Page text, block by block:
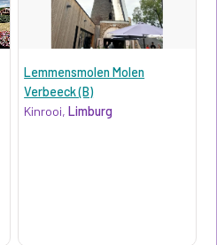
Lemmensmolen Molen
Verbeeck (B)
Kinrooi,Limburg